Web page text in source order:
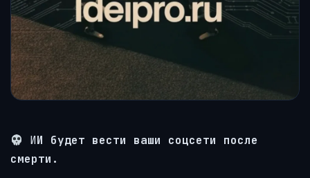
ИИ будет вести ваши соцсети после
смерти.